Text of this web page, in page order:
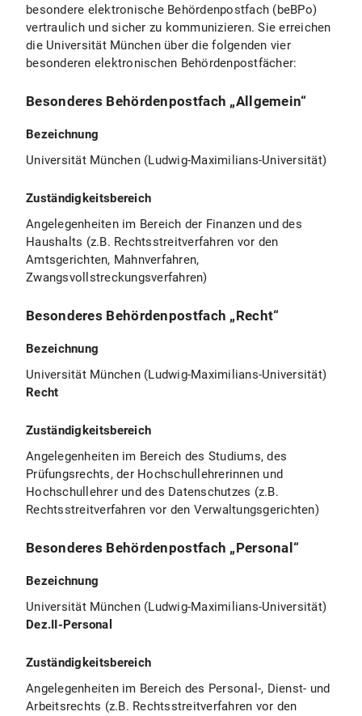
besondere elektronische Behördenpostfach (beBPo)
vertraulich und sicher zu kommunizieren. Sie erreichen
die Universität München über die folgenden vier
besonderen elektronischen Behördenpostfächer:
Besonderes Behördenpostfach „Allgemein“
Bezeichnung
Universität München (Ludwig-Maximilians-Universität)
Zuständigkeitsbereich
Angelegenheiten im Bereich der Finanzen und des
Haushalts (z.B. Rechtsstreitverfahren vor den
Amtsgerichten, Mahnverfahren,
Zwangsvollstreckungsverfahren)
Besonderes Behördenpostfach „Recht“
Bezeichnung
Universität München (Ludwig-Maximilians-Universität)
Recht
Zuständigkeitsbereich
Angelegenheiten im Bereich des Studiums, des
Prüfungsrechts, der Hochschullehrerinnen und
Hochschullehrer und des Datenschutzes (z.B.
Rechtsstreitverfahren vor den Verwaltungsgerichten)
Besonderes Behördenpostfach „Personal“
Bezeichnung
Universität München (Ludwig-Maximilians-Universität)
Dez.II-Personal
Zuständigkeitsbereich
Angelegenheiten im Bereich des Personal-, Dienst- und
Arbeitsrechts (z.B. Rechtsstreitverfahren vor den